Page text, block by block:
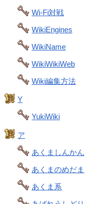
Wi-Fi対戦
WikiEngines
WikiName
WikiWikiWeb
Wiki編集方法
Y
YukiWiki
ア
あくましんかん
あくまのめだま
あくま系